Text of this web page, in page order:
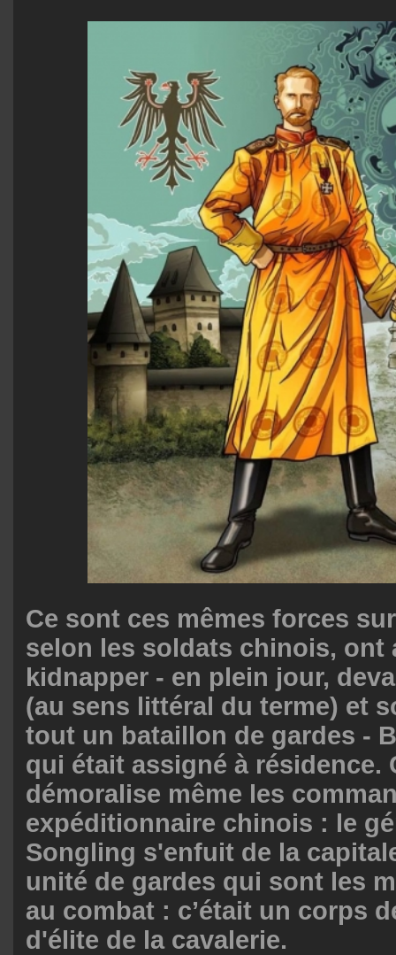
Ce sont ces mêmes forces
selon les soldats chinois, ont
kidnapper - en plein jour,
(au sens littéral du terme) et
tout un bataillon de gardes -
qui était assigné à résidence.
démoralise même les
expéditionnaire chinois : le
Songling s'enfuit de la
unité de gardes qui sont les
au combat : c’était un corps
d'élite de la cavalerie.